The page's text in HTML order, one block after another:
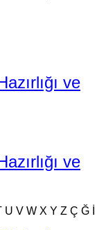
ve
ve
U V W X Y Z Ç Ğ